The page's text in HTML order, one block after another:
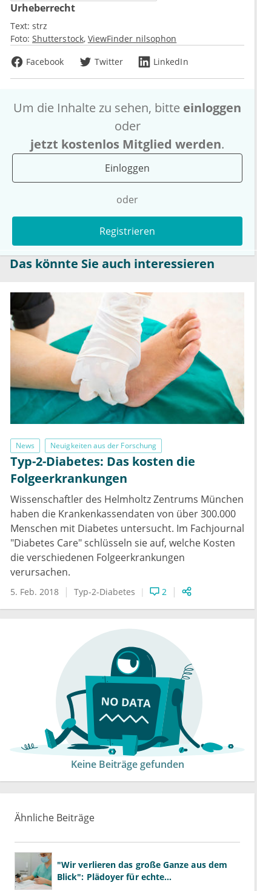
Urheberrecht
Text: strz
Foto: Shutterstock ViewFinder nilsophon
Facebook
Twitter LinkedIn
Um die Inhalte zu sehen, bitte einloggen
oder
jetzt kostenlos Mitglied werden.
Einloggen
oder
Registrieren
Das könnte Sie auch interessieren
News Neuigkeiten aus der Forschung
Typ-2-Diabetes: Das kosten die
Folgeerkrankungen
Wissenschaftler des Helmholtz Zentrums München
haben die Krankenkassendaten von über 300.000
Menschen mit Diabetes untersucht. Im Fachjournal
"Diabetes Care" schlüsseln sie auf, welche Kosten
die verschiedenen Folgeerkrankungen
verursachen.
5. Feb. 2018 Typ-2-Diabetes 2
Keine Beiträge gefunden
Ähnliche Beiträge
"Wir verlieren das große Ganze aus dem
Blick": Plädoyer für echte